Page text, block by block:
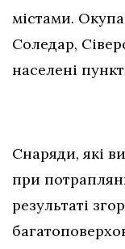
містами.
Соледар,
населені
Снаряди, які
при
результаті